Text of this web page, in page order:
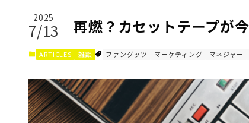
再燃？カセットテープが
2025
7/13
ARTICLES 雑談 ファングッツ マーケティング マネジャー